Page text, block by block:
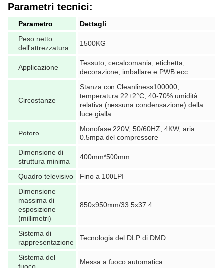
Parametri tecnici:
Parametro
Dettagli
Peso netto
dell'attrezzatura
1500KG
Applicazione
Tessuto, decalcomania, etichetta,
decorazione, imballare e PWB ecc.
Circostanze
Stanza con Cleanliness100000,
temperatura 22±2°C, 40-70% umidità
relativa (nessuna condensazione) della
luce gialla
Potere
Monofase 220V, 50/60HZ, 4KW, aria
0.5mpa del compressore
Dimensione di
struttura minima
400mm*500mm
Quadro televisivo
Fino a 100LPI
Dimensione
massima di
esposizione
(millimetri)
850x950mm/33.5x37.4
Sistema di
rappresentazione
Tecnologia del DLP di DMD
Sistema del
fuoco
Messa a fuoco automatica